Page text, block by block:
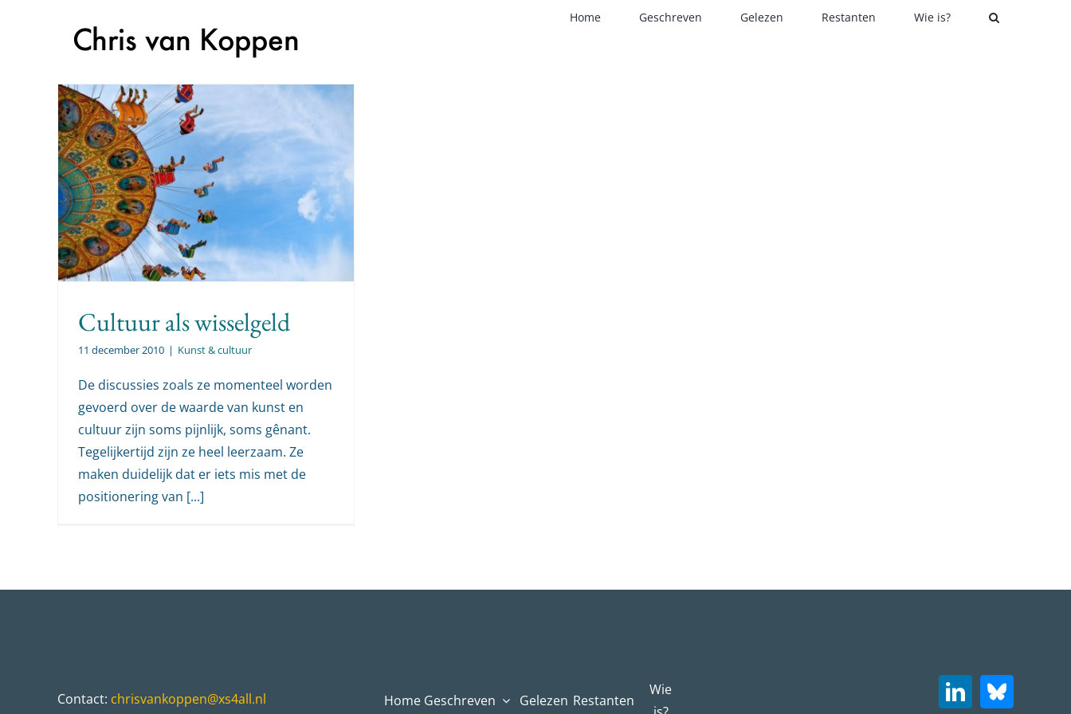
Home Geschreven Gelezen Restanten Wie is?
Cultuur als wisselgeld
11 december 2010 | Kunst & cultuur
De discussies zoals ze momenteel worden
gevoerd over de waarde van kunst en
cultuur zijn soms pijnlijk, soms gênant.
Tegelijkertijd zijn ze heel leerzaam. Ze
maken duidelijk dat er iets mis met de
positionering van [...]
Contact: chrisvankoppen@xs4all.nl Home Geschreven Gelezen Restanten
Wie